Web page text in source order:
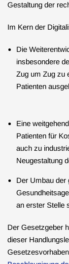
Gestaltung der
Im Kern der
Die
insbesondere
Zug um Zug zu
Patienten
Eine
Patienten für
auch zu
Neugestaltung
Der Umbau der
an erster Stelle
Der Gesetzgeber
dieser